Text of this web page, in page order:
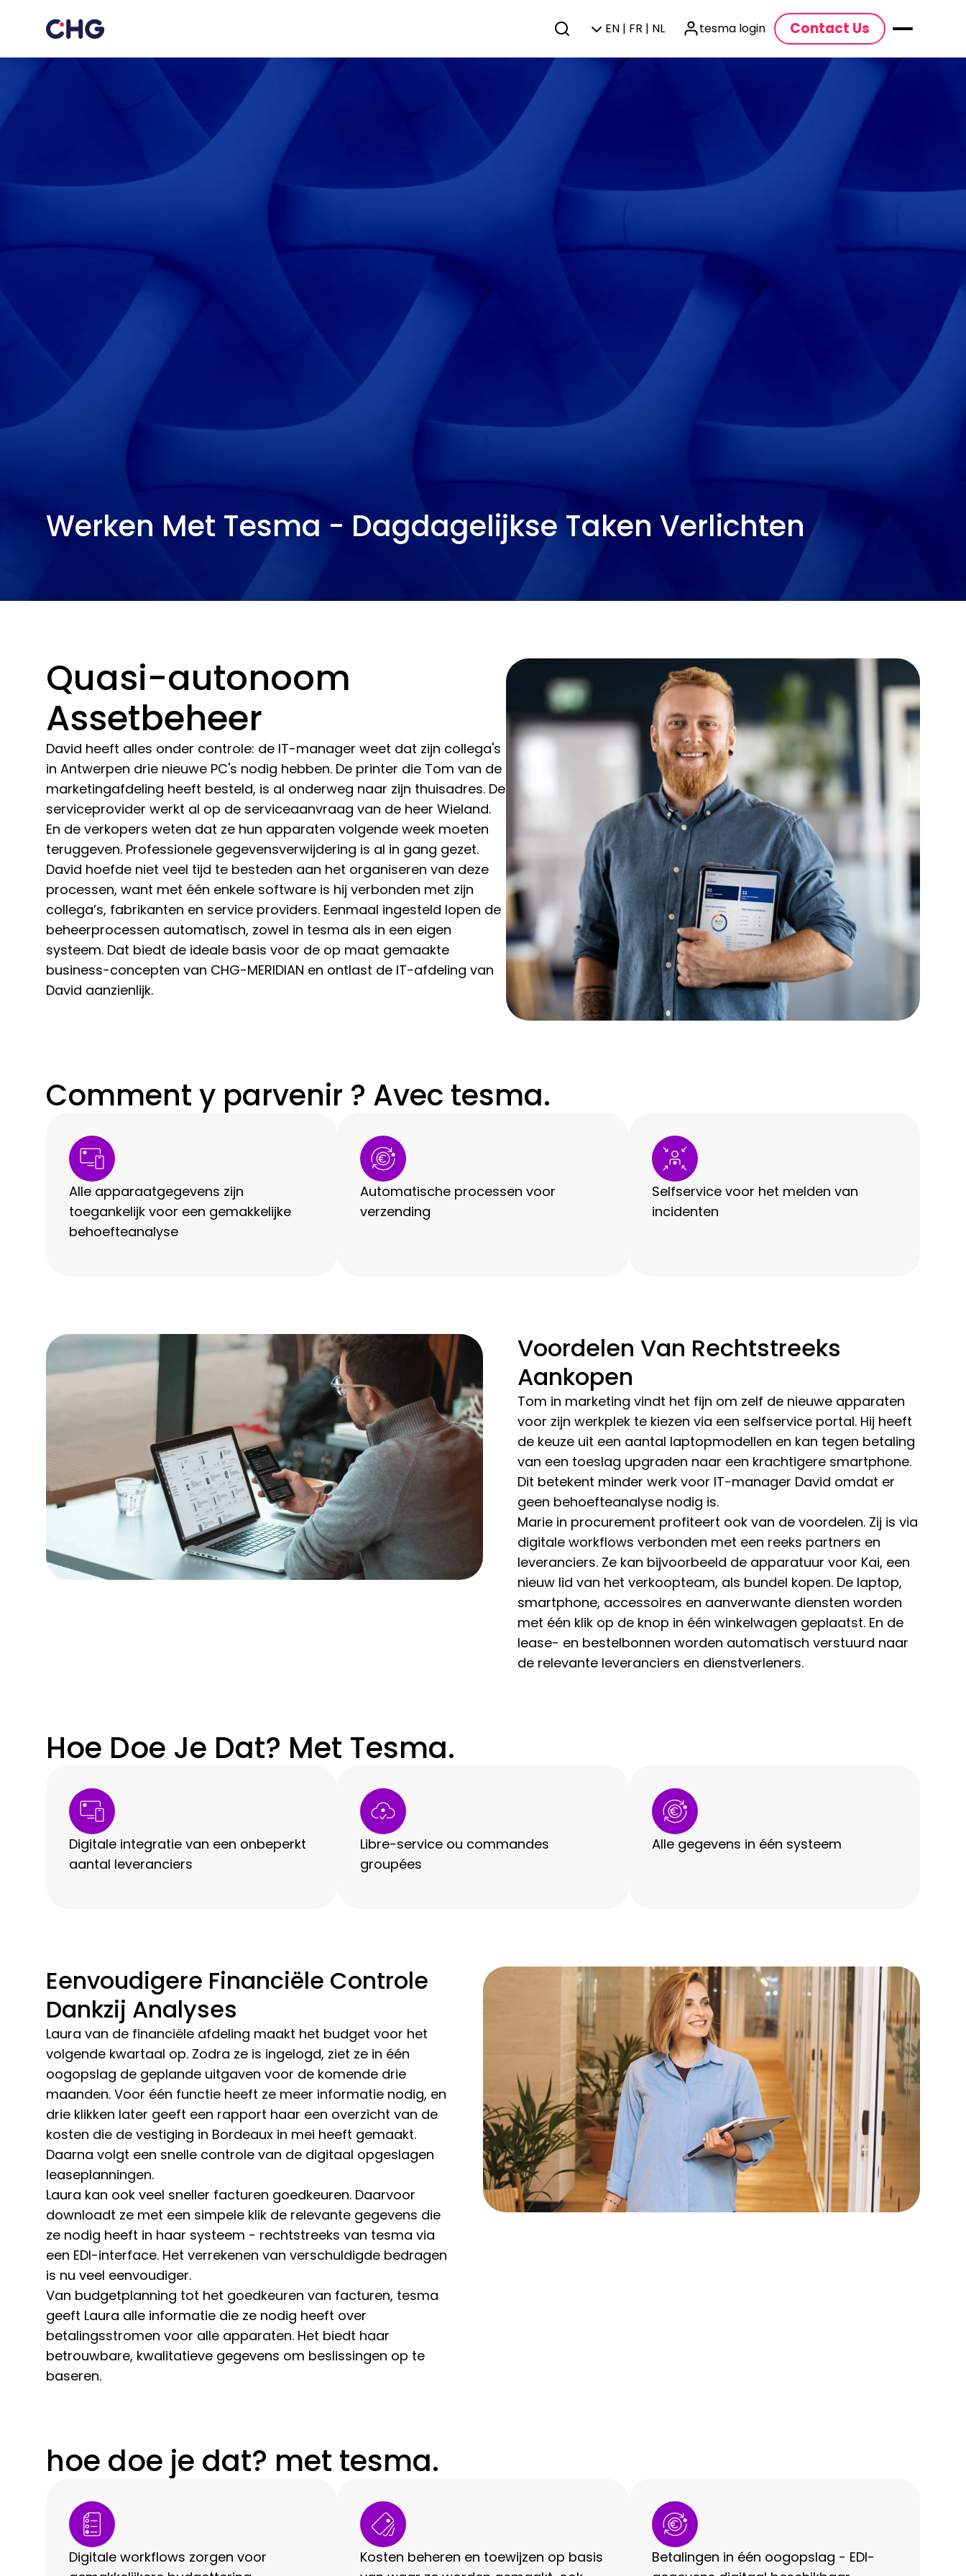
EN | FR | NL tesma login Contact Us
Werken Met Tesma - Dagdagelijkse Taken Verlichten
Quasi-autonoom
Assetbeheer
David heeft alles onder controle: de IT-manager weet dat zijn collega's
in Antwerpen drie nieuwe PC's nodig hebben. De printer die Tom van de
marketingafdeling heeft besteld, is al onderweg naar zijn thuisadres. De
serviceprovider werkt al op de serviceaanvraag van de heer Wieland.
En de verkopers weten dat ze hun apparaten volgende week moeten
teruggeven. Professionele gegevensverwijdering is al in gang gezet.
David hoefde niet veel tijd te besteden aan het organiseren van deze
processen, want met één enkele software is hij verbonden met zijn
collega’s, fabrikanten en service providers. Eenmaal ingesteld lopen de
beheerprocessen automatisch, zowel in tesma als in een eigen
systeem. Dat biedt de ideale basis voor de op maat gemaakte
business-concepten van CHG-MERIDIAN en ontlast de IT-afdeling van
David aanzienlijk.
Comment y parvenir ? Avec tesma.
Alle apparaatgegevens zijn
toegankelijk voor een gemakkelijke
behoefteanalyse
Automatische processen voor
verzending
Selfservice voor het melden van
incidenten
Voordelen Van Rechtstreeks
Aankopen
Tom in marketing vindt het fijn om zelf de nieuwe apparaten
voor zijn werkplek te kiezen via een selfservice portal. Hij heeft
de keuze uit een aantal laptopmodellen en kan tegen betaling
van een toeslag upgraden naar een krachtigere smartphone.
Dit betekent minder werk voor IT-manager David omdat er
geen behoefteanalyse nodig is.
Marie in procurement profiteert ook van de voordelen. Zij is via
digitale workflows verbonden met een reeks partners en
leveranciers. Ze kan bijvoorbeeld de apparatuur voor Kai, een
nieuw lid van het verkoopteam, als bundel kopen. De laptop,
smartphone, accessoires en aanverwante diensten worden
met één klik op de knop in één winkelwagen geplaatst. En de
lease- en bestelbonnen worden automatisch verstuurd naar
de relevante leveranciers en dienstverleners.
Hoe Doe Je Dat? Met Tesma.
Digitale integratie van een onbeperkt
aantal leveranciers
Libre-service ou commandes
groupées
Alle gegevens in één systeem
Eenvoudigere Financiële Controle
Dankzij Analyses
Laura van de financiële afdeling maakt het budget voor het
volgende kwartaal op. Zodra ze is ingelogd, ziet ze in één
oogopslag de geplande uitgaven voor de komende drie
maanden. Voor één functie heeft ze meer informatie nodig, en
drie klikken later geeft een rapport haar een overzicht van de
kosten die de vestiging in Bordeaux in mei heeft gemaakt.
Daarna volgt een snelle controle van de digitaal opgeslagen
leaseplanningen.
Laura kan ook veel sneller facturen goedkeuren. Daarvoor
downloadt ze met een simpele klik de relevante gegevens die
ze nodig heeft in haar systeem - rechtstreeks van tesma via
een EDI-interface. Het verrekenen van verschuldigde bedragen
is nu veel eenvoudiger.
Van budgetplanning tot het goedkeuren van facturen, tesma
geeft Laura alle informatie die ze nodig heeft over
betalingsstromen voor alle apparaten. Het biedt haar
betrouwbare, kwalitatieve gegevens om beslissingen op te
baseren.
hoe doe je dat? met tesma.
Digitale workflows zorgen voor
Kosten beheren en toewijzen op basis
Betalingen in één oogopslag - EDI-